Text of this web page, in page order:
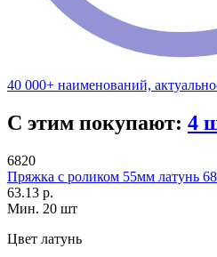
40 000+ наименований,
С этим покупают: 4
6820
Пряжка с роликом 55мм латунь
63.13 р.
Мин. 20 шт
Цвет латунь